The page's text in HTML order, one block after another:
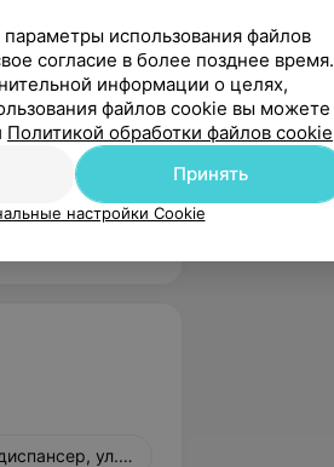
и
ул. Домбровского, 41
использования файлов
согласие в более позднее время.
информации о целях,
файлов cookie вы можете
Политикой обработки файлов cookie
Принять
настройки Cookie